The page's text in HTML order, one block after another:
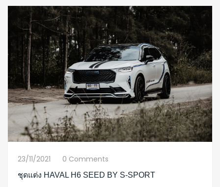
23/11/2021 0 Comments
ชุดแต่ง HAVAL H6 SEED BY S-SPORT